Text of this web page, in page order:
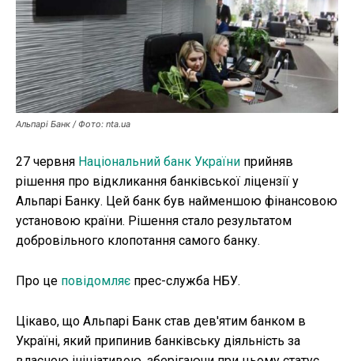
Публікації
ФОП
Курс валют
Альпарі Банк / Фото: nta.ua
27 червня Національний банк України прийняв
рішення про відкликання банківської ліцензії у
Альпарі Банку. Цей банк був найменшою фінансовою
установою країни. Рішення стало результатом
добровільного клопотання самого банку.
Про це повідомляє прес-служба НБУ.
Цікаво, що Альпарі Банк став дев'ятим банком в
Україні, який припинив банківську діяльність за